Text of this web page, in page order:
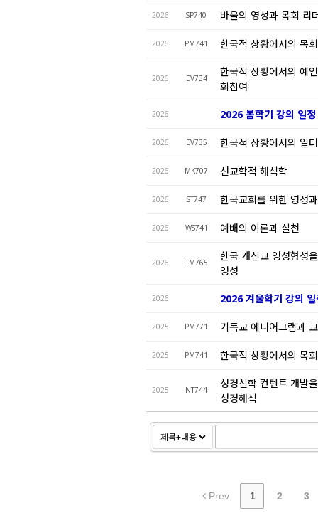
2026 SP740 바울의 영성과 목회 리
2026 PM741 한국적 상황에서의 목
2026 EV734
한국적 상황에서의 예
회참여
2026 2026 봄학기 강의 일정
2026 EV735 한국적 상황에서의 일
2026 MK707 선교학적 해석학
2026 ST747 한국교회를 위한 영성
2026 WS741 예배의 이론과 실천
2026 TM765
한국 개신교 영성형성
영성
2026 2026 겨울학기 강의
2025 PM771 기독교 에니어그램과
2025 PM741 한국적 상황에서의 목
2025 NT744
성경신학 컨텐트 개발
성경해석
Prev 1 2 3